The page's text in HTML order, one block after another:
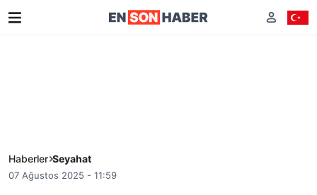
Haberler Seyahat
07 Ağustos 2025 - 11:59